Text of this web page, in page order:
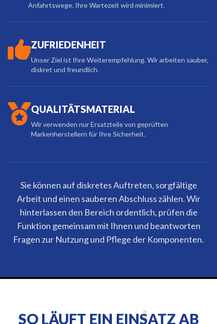
Anfahrtswege. Ihre Wartezeit wird minimiert.
ZUFRIEDENHEIT
Unser Ziel ist Ihre Weiterempfehlung. Wir arbeiten sauber,
diskret und freundlich.
QUALITÄTSMATERIAL
Wir verwenden nur Ersatzteile von geprüften
Markenherstellern für Ihre Sicherheit.
Sie können auf diskretes Auftreten, sorgfältige
Arbeit und einen sauberen Abschluss zählen. Wir
hinterlassen den Bereich ordentlich, prüfen die
Funktion gemeinsam mit Ihnen und beantworten
Fragen zur Nutzung und Pflege der Komponenten.
SO LÄUFT EIN EINSATZ AB